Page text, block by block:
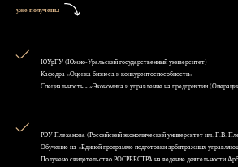
уже получены
ЮУрГУ (Южно-Уральский государственный университет)
Кафедра «Оценка бизнеса и конкурентоспособности»
Специальность - «Экономика и управление на предприятии
РЭУ Плеханова (Российский экономический университет им. Г.В.
Обучение на «Единой программе подготовки арбитражных
Получено свидетельство РОСРЕЕСТРА на ведение деятельности